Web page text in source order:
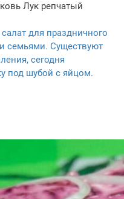
Лук репчатый
для праздничного
семьями. Существуют
сегодня
под шубой с яйцом.